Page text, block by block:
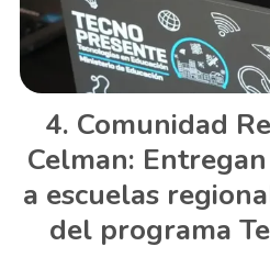
Comunidad
Celman:
a escuelas
del programa